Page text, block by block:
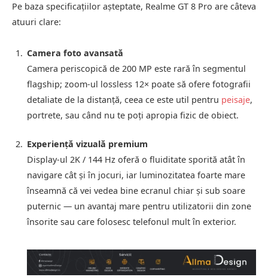
Pe baza specificaţiilor aşteptate, Realme GT 8 Pro are câteva
atuuri clare:
Camera foto avansată
Camera periscopică de 200 MP este rară în segmentul
flagship; zoom-ul lossless 12× poate să ofere fotografii
detaliate de la distanţă, ceea ce este util pentru peisaje,
portrete, sau când nu te poţi apropia fizic de obiect.
Experienţă vizuală premium
Display-ul 2K / 144 Hz oferă o fluiditate sporită atât în
navigare cât şi în jocuri, iar luminozitatea foarte mare
înseamnă că vei vedea bine ecranul chiar şi sub soare
puternic — un avantaj mare pentru utilizatorii din zone
însorite sau care folosesc telefonul mult în exterior.